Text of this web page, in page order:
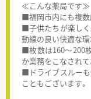
≪こんな薬局です≫
■福岡市内にも複数
■子供たちが楽しく
動線の良い快適な
■枚数は160～200
か業務をこなされ
■ドライブスルーも
こともございます。